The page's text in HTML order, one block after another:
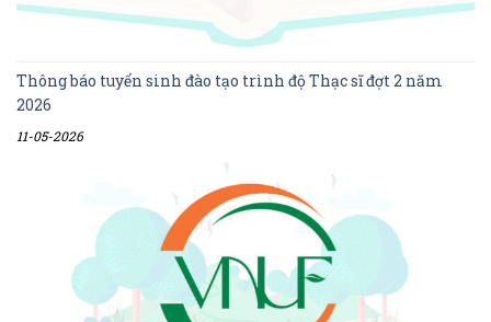
Thông báo tuyển sinh đào tạo trình độ Thạc sĩ đợt 2 năm
2026
11-05-2026